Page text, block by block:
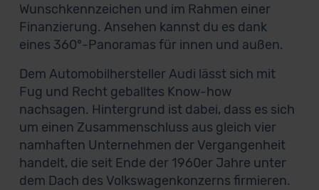
Wunschkennzeichen und im Rahmen einer
Finanzierung. Ansehen kannst du es dank
eines 360°-Panoramas für innen und außen.
Dem Automobilhersteller Audi lässt sich mit
Fug und Recht geballtes Know-how
nachsagen. Hintergrund ist dabei, dass es sich
um einen Zusammenschluss aus gleich vier
namhaften Unternehmen der Vergangenheit
handelt, die seit Ende der 1960er Jahre unter
dem Dach des Volkswagenkonzerns firmieren.